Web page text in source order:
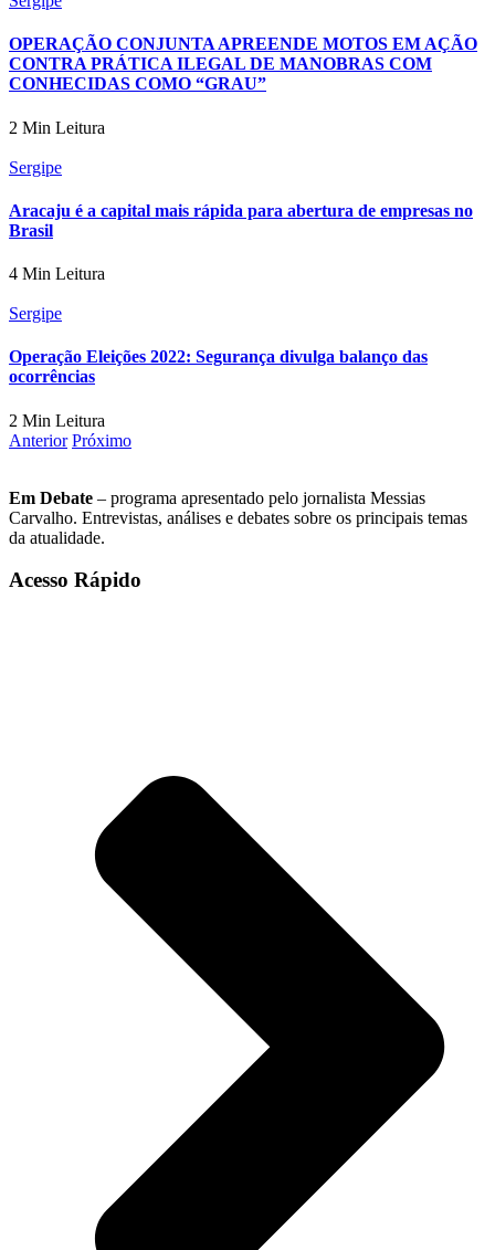
OPERAÇÃO CONJUNTA APREENDE MOTOS EM AÇÃO
CONTRA PRÁTICA ILEGAL DE MANOBRAS COM
CONHECIDAS COMO “GRAU”
2 Min Leitura
Sergipe
Aracaju é a capital mais rápida para abertura de empresas no
Brasil
4 Min Leitura
Sergipe
Operação Eleições 2022: Segurança divulga balanço das
ocorrências
2 Min Leitura
Anterior Próximo
Em Debate – programa apresentado pelo jornalista Messias
Carvalho. Entrevistas, análises e debates sobre os principais temas
da atualidade.
Acesso Rápido